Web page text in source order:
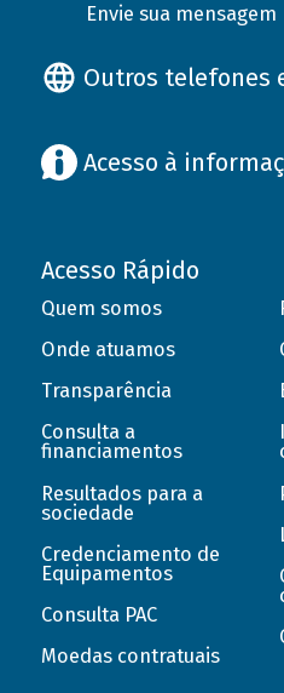
Envie sua mensagem
Outros telefones
Acesso à
Acesso Rápido
Quem somos
Onde atuamos
Transparência
Consulta a
financiamentos
Resultados para a
sociedade
Credenciamento de
Equipamentos
Consulta PAC
Moedas contratuais